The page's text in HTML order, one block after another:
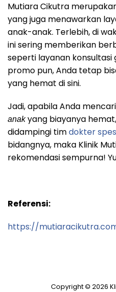
Mutiara Cikutra
yang juga menawarkan
anak-anak. Terlebih, di
ini sering memberikan
seperti layanan konsultasi
promo pun, Anda tetap
yang hemat di sini.
Jadi, apabila Anda mencari
anak yang biayanya
didampingi timdokter
bidangnya, maka Klinik
rekomendasi sempurna!
Referensi:
https://
Copyright © 2026